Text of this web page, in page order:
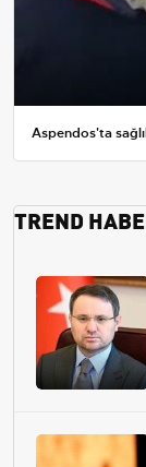
Aspendos'ta
TREND